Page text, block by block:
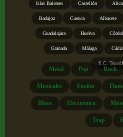
Islas Baleares Castellón
Badajoz Cuenca Albacete
Guadalajara Huelva
Granada Málaga Cádiz
S.C.
Metal Pop Rock
Musicales Fusión
Blues Electrónica
Trap